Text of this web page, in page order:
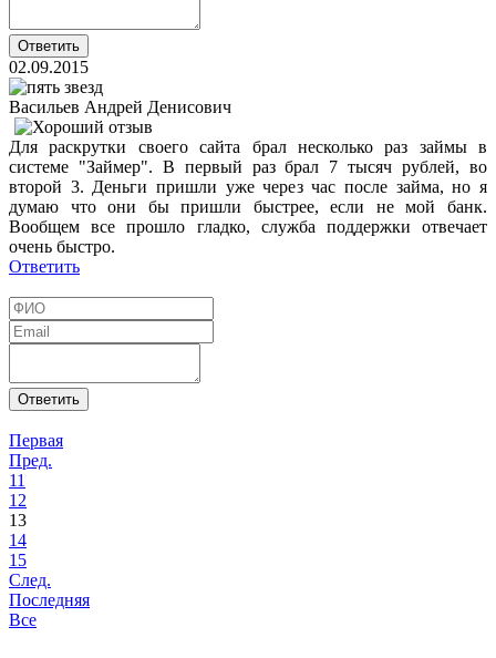
02.09.2015
Васильев Андрей Денисович
Для раскрутки своего сайта брал несколько раз займы в
системе "Займер". В первый раз брал 7 тысяч рублей, во
второй 3. Деньги пришли уже через час после займа, но я
думаю что они бы пришли быстрее, если не мой банк.
Вообщем все прошло гладко, служба поддержки отвечает
очень быстро.
Ответить
Первая
Пред.
11
12
13
14
15
След.
Последняя
Все